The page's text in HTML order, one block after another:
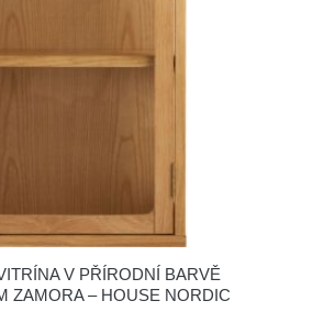
V PŘÍRODNÍ BARVĚ
ZAMORA – HOUSE NORDIC